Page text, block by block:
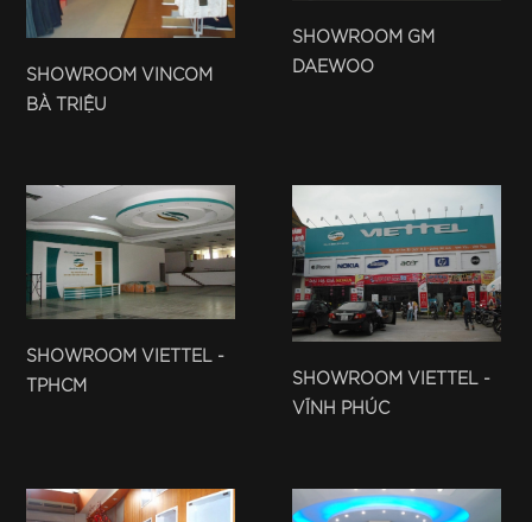
SHOWROOM VINCOM
BÀ TRIỆU
SHOWROOM GM
DAEWOO
SHOWROOM VIETTEL -
TPHCM
SHOWROOM VIETTEL -
VĨNH PHÚC